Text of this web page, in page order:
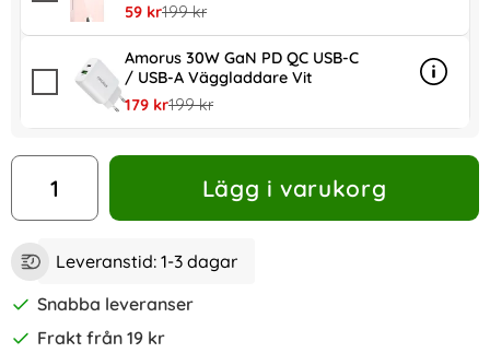
rea pris
59 krtidigare pris
199 kr
Amorus 30W GaN PD QC USB-C
/ USB-A Väggladdare Vit
rea pris
179 krtidigare pris
199 kr
Info
mer
antal
Lägg i varukorg
Leveranstid: 1-3 dagar
Snabba leveranser
Frakt från 19 kr